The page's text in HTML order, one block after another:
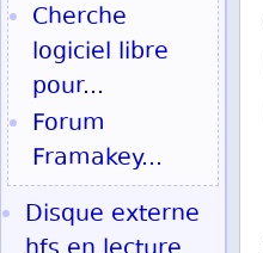
Cherche
logiciel libre
pour...
Forum
Framakey...
Disque externe